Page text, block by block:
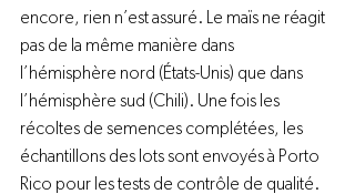
encore, rien n’est assuré. Le maïs ne réagit
pas de la même manière dans
l’hémisphère nord (États-Unis) que dans
l’hémisphère sud (Chili). Une fois les
récoltes de semences complétées, les
échantillons des lots sont envoyés à Porto
Rico pour les tests de contrôle de qualité.